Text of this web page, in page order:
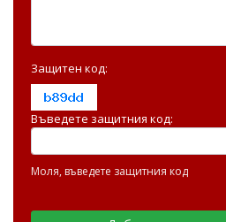
Защитен код:
Въведете защитния код:
Моля, въведете защитния код